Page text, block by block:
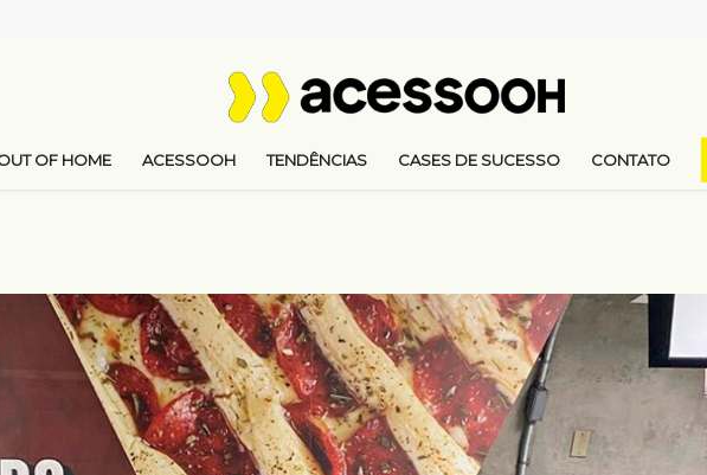
OF HOME ACESSOOH TENDÊNCIAS CASES DE SUCESSO CONTATO